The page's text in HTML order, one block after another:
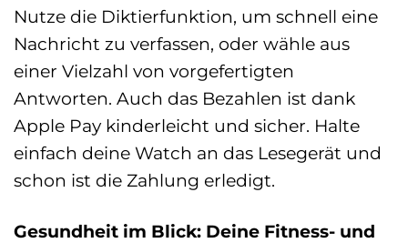
Nutze die Diktierfunktion, um schnell eine
Nachricht zu verfassen, oder wähle aus
einer Vielzahl von vorgefertigten
Antworten. Auch das Bezahlen ist dank
Apple Pay kinderleicht und sicher. Halte
einfach deine Watch an das Lesegerät und
schon ist die Zahlung erledigt.
Gesundheit im Blick: Deine Fitness- und